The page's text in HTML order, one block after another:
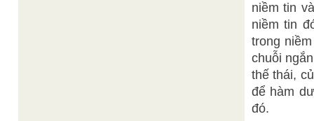
niềm tin
niềm tin
trong
chuỗi
thế thái,
để hàm
đó.